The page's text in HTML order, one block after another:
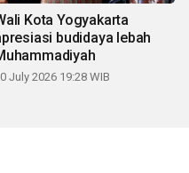
Kota Yogyakarta
budidaya lebah
July 2026 19:28 WIB